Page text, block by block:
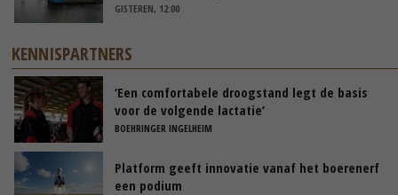
GISTEREN, 12:00
KENNISPARTNERS
‘Een comfortabele droogstand legt de basis
voor de volgende lactatie’
BOEHRINGER INGELHEIM
Platform geeft innovatie vanaf het boerenerf
een podium